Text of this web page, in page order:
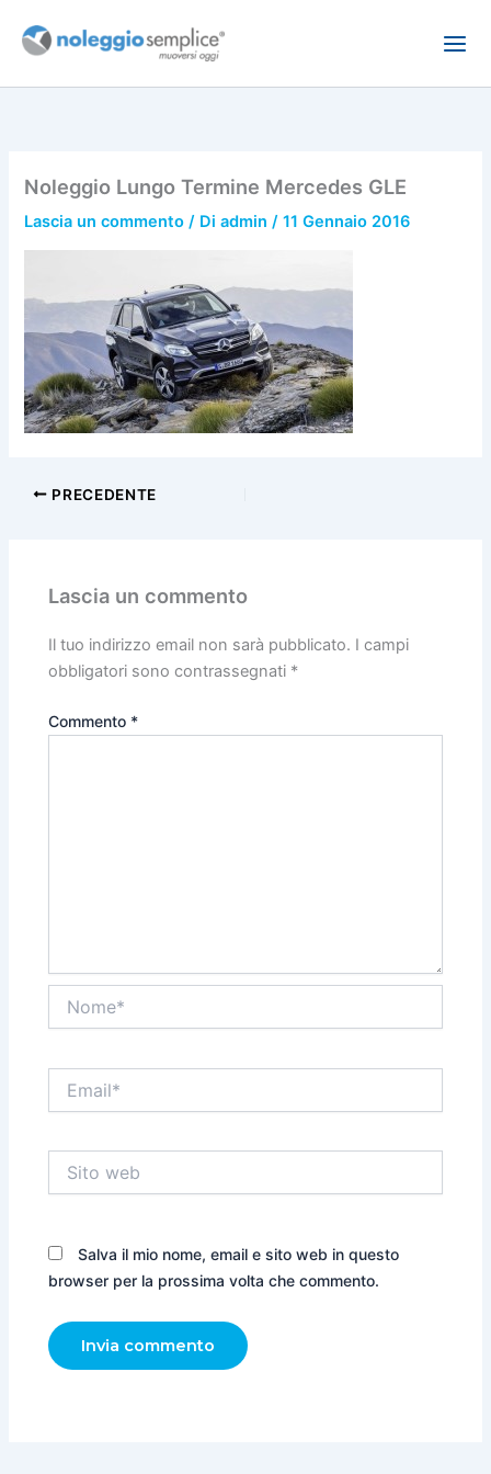
Noleggio Lungo Termine Mercedes GLE
Lascia un commento / Diadmin/11 Gennaio 2016
PRECEDENTE
Lascia un commento
Il tuo indirizzo email non sarà pubblicato. I campi
obbligatori sono contrassegnati *
Commento *
web
Salva il mio nome, email e sito web in questo
browser per la prossima volta che commento.